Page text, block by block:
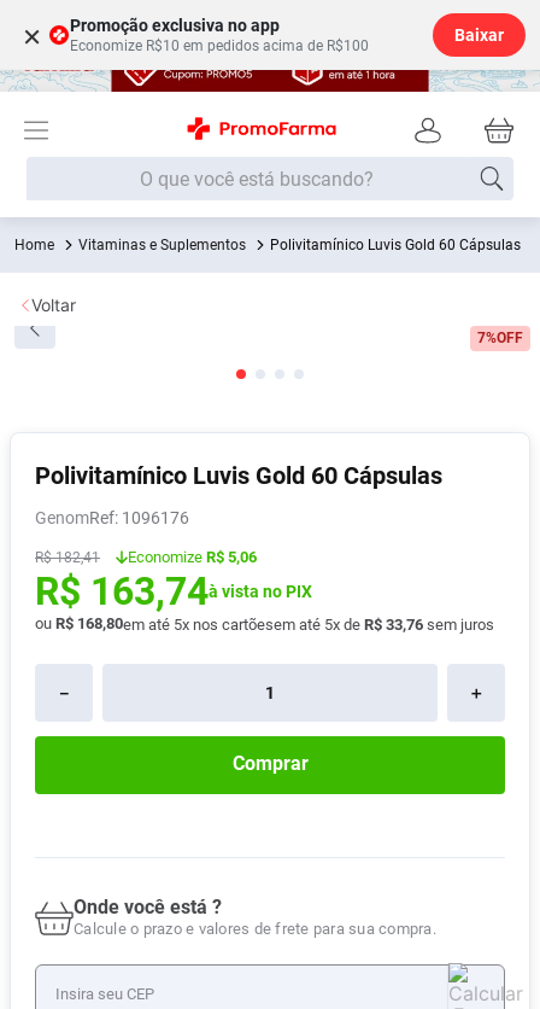
× Promoção exclusiva no app
Economize R$10 em pedidos acima de R$100
Baixar
O que você está buscando?
Vitaminas e Suplementos Polivitamínico Luvis Gold 60 Cápsulas
7%OFF
Polivitamínico Luvis Gold 60 Cápsulas
Genom : 1096176
R$ 182,41 Economize R$ 5,06
R$ 163,74à vista no PIX
ou R$ 168,80em até 5x nos cartõesem até 5x de R$ 33,76 sem juros
＋
－
Comprar
Onde você está ?
Calcule o prazo e valores de frete para sua compra.
Voltar
Termos mais buscados
1
Lenço Umedecido
Desodorante
8º Absorvente
9 Lavitan